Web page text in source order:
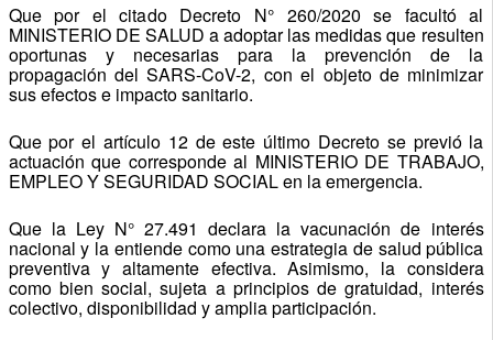
Que por el citado Decreto N° 260/2020 se facultó al
MINISTERIO DE SALUD a adoptar las medidas que resulten
oportunas y necesarias para la prevención de la
propagación del SARS-CoV-2, con el objeto de minimizar
sus efectos e impacto sanitario.
Que por el artículo 12 de este último Decreto se previó la
actuación que corresponde al MINISTERIO DE TRABAJO,
EMPLEO Y SEGURIDAD SOCIAL en la emergencia.
Que la Ley N° 27.491 declara la vacunación de interés
nacional y la entiende como una estrategia de salud pública
preventiva y altamente efectiva. Asimismo, la considera
como bien social, sujeta a principios de gratuidad, interés
colectivo, disponibilidad y amplia participación.